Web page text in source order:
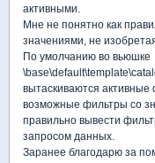
активными.
Мне не понятно как
значениями, не
По умолчанию во вьюшке
вытаскиваются
возможные фильтры со
правильно вывести
запросом данных.
Заранее благодарю за